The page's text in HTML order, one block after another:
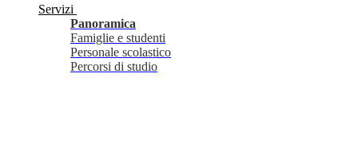
Servizi
Panoramica
Famiglie e studenti
Personale scolastico
Percorsi di studio